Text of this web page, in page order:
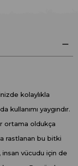
kolaylıkla
yaygındır.
ortama oldukça
rastlanan bu bitki
insan vücudu için de